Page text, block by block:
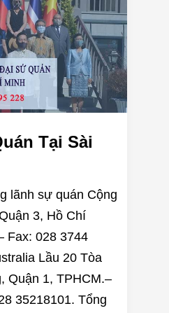
Tại Sài
lãnh sự quán Cộng
3, Hồ Chí
Fax: 028 3744
Lầu 20 Tòa
Quận 1, TPHCM.–
35218101. Tổng